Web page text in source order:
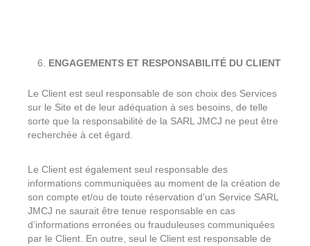
ENGAGEMENTS ET RESPONSABILITÉ DU CLIENT
Le Client est seul responsable de son choix des Services
sur le Site et de leur adéquation à ses besoins, de telle
sorte que la responsabilité de la SARL JMCJ ne peut être
recherchée à cet égard.
Le Client est également seul responsable des
informations communiquées au moment de la création de
son compte et/ou de toute réservation d’un Service SARL
JMCJ ne saurait être tenue responsable en cas
d’informations erronées ou frauduleuses communiquées
par le Client. En outre, seul le Client est responsable de